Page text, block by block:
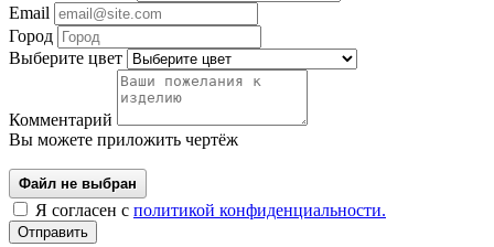
Email
Город
Выберите цвет
Комментарий
Вы можете приложить чертёж
Я согласен с политикой конфиденциальности.
Отправить